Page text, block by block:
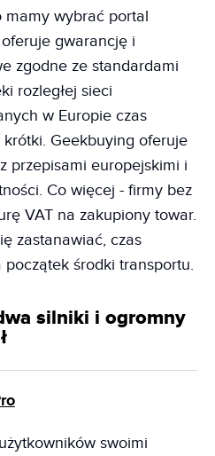
mamy wybrać portal
gwarancję i
zgodne ze standardami
rozległej sieci
w Europie czas
Geekbuying oferuje
przepisami europejskimi i
Co więcej - firmy bez
VAT na zakupiony towar.
zastanawiać, czas
początek środki transportu.
silniki i ogromny
swoimi